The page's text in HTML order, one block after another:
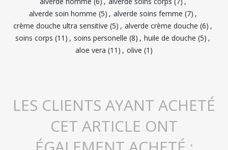
alverde soin homme (5) , alverde soins femme (7) ,
crème douche ultra sensitive (5) , alverde crème douche (6) ,
soins corps (11) , soins personelle (8) , huile de douche (5) ,
aloe vera (11) , olive (1)
LES CLIENTS AYANT ACHETÉ
CET ARTICLE ONT